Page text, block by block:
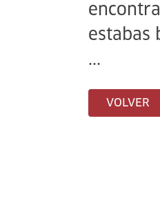
estabas
...
VOLVER